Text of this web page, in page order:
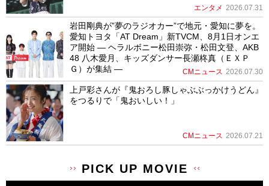
エンタメ 2026.07.31
岩田剛典が”夢のラジオカー”で地元・愛知に夢を。
愛知トヨタ「AT Dream」新TVCM、8月1日オンエ
ア開始 ― ヘラルボニー松田崇弥・松田文登、AKB
48 八木愛月、キッズダンサー長瀬柊真（ＥＸＰ
Ｇ）が集結 ―
CMニュース 2026.07.30
上戸彩さんが『鬼おろし豚しゃぶぶっかけうどん』
をつるりで「鬼おいしい！」
CMニュース 2026.07.21
PICK UP MOVIE